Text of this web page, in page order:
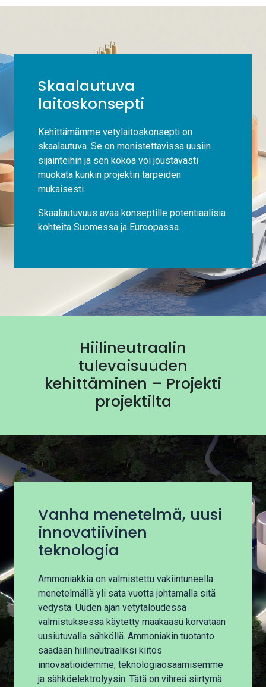
Skaalautuva
laitoskonsepti
Kehittämämme vetylaitoskonsepti on
skaalautuva. Se on monistettavissa uusiin
sijainteihin ja sen kokoa voi joustavasti
muokata kunkin projektin tarpeiden
mukaisesti.
Skaalautuvuus avaa konseptille potentiaalisia
kohteita Suomessa ja Euroopassa.
Hiilineutraalin
tulevaisuuden
kehittäminen – Projekti
projektilta
Vanha menetelmä, uusi
innovatiivinen
teknologia
Ammoniakkia on valmistettu vakiintuneella
menetelmällä yli sata vuotta johtamalla sitä
vedystä. Uuden ajan vetytaloudessa
valmistuksessa käytetty maakaasu korvataan
uusiutuvalla sähköllä. Ammoniakin tuotanto
saadaan hiilineutraaliksi kiitos
innovaatioidemme, teknologiaosaamisemme
ja sähköelektrolyysin. Tätä on vihreä siirtymä